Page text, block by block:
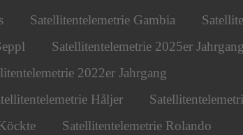
Satellitentelemetrie Gambia
Satellitentelemetrie 2025er
2022er Jahrgang
Håljer
Satellitentelemetrie Rolando